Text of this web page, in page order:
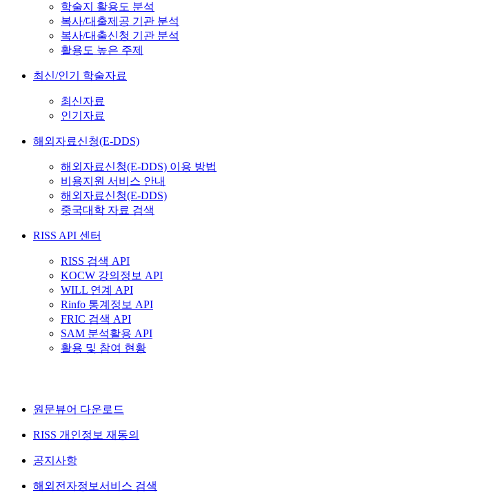
학술지 활용도 분석
복사/대출제공 기관 분석
복사/대출신청 기관 분석
활용도 높은 주제
최신/인기 학술자료
최신자료
인기자료
해외자료신청(E-DDS)
해외자료신청(E-DDS) 이용 방법
비용지원 서비스 안내
해외자료신청(E-DDS)
중국대학 자료 검색
RISS API 센터
RISS 검색 API
KOCW 강의정보 API
WILL 연계 API
Rinfo 통계정보 API
FRIC 검색 API
SAM 분석활용 API
활용 및 참여 현황
원문뷰어 다운로드
RISS 개인정보 재동의
공지사항
해외전자정보서비스 검색